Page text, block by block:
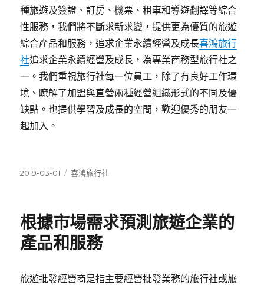
種旅遊及簽證、訂房、機票、租車和導遊翻譯等綜合
性服務，我們將不斷求新求變，提供更為優質的旅遊
綜合產品和服務，追求企業永續經營及成長喜鴻旅行
社追求企業永續經營及成長，為專業商務型旅行社之
一。我們重視旅行社每一位員工，除了有良好工作環
境、瞭解了加盟與直營兩種經營組織形式的不同及優
缺點。也提供學習及成長的空間，歡迎優秀的朋友一
起加入。
發
2019-03-01
分
喜鴻旅行社
根據市場需求預測旅遊企業的
產品和服務
旅遊批發經營商是指主要經營批發業務的旅行社或旅